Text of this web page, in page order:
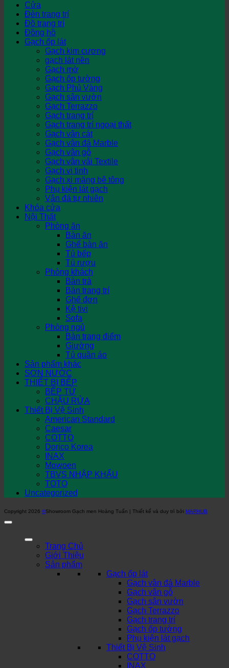
Cửa
Đèn trang trí
Đồ trang trí
Đồng hồ
Gạch ốp lát
Gạch kim cương
gạch lát nền
Gạch mờ
Gạch ốp tường
Gạch Phủ Vàng
Gạch sân vườn
Gạch Terrazzo
Gạch trang trí
Gạch trang trí ngoại thất
Gạch vân cát
Gạch vân đá Marble
Gạch vân gỗ
Gạch vân vải Textile
Gạch vi tinh
Gạch xi măng bê tông
Phụ kiện lát gạch
Vân đá tự nhiên
Khóa cửa
Nội Thất
Phòng ăn
Bàn ăn
Ghế bàn ăn
Tủ bếp
Tủ rượu
Phòng khách
Bàn trà
Bàn trang trí
Ghế đơn
Kệ tivi
Sofa
Phòng ngủ
Bàn trang điểm
Giường
Tủ quần áo
Sản phẩm khác
SƠN NƯỚC
THIẾT BỊ BẾP
BẾP TỪ
CHẬU RỬA
Thiết Bị Vệ Sinh
American Standard
Caesar
COTTO
Dorico Korea
INAX
Mowoen
TBVS NHẬP KHẨU
TOTO
Uncategorized
Copyright 2026 ©Showroom Gạch men Hoàng Tuấn | Thiết kế và duy trì bởi MARHUB
Trang Chủ
Giới Thiệu
Sản phẩm
Gạch ốp lát
Gạch vân đá Marble
Gạch vân gỗ
Gạch sân vườn
Gạch Terrazzo
Gạch trang trí
Gạch ốp tường
Phụ kiện lát gạch
Thiết Bị Vệ Sinh
COTTO
INAX